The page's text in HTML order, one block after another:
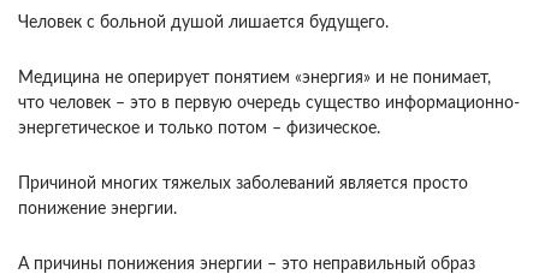
Человек с больной душой лишается будущего.
Медицина не оперирует понятием «энергия» и не понимает,
что человек – это в первую очередь существо информационно-
энергетическое и только потом – физическое.
Причиной многих тяжелых заболеваний является просто
понижение энергии.
А причины понижения энергии – это неправильный образ